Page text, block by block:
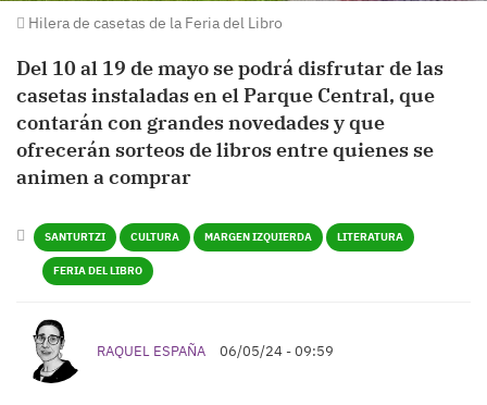
Hilera de casetas de la Feria del Libro
Del 10 al 19 de mayo se podrá disfrutar de las
casetas instaladas en el Parque Central, que
contarán con grandes novedades y que
ofrecerán sorteos de libros entre quienes se
animen a comprar
SANTURTZI CULTURA MARGEN IZQUIERDA LITERATURA
FERIA DEL LIBRO
RAQUEL ESPAÑA 06/05/24 - 09:59